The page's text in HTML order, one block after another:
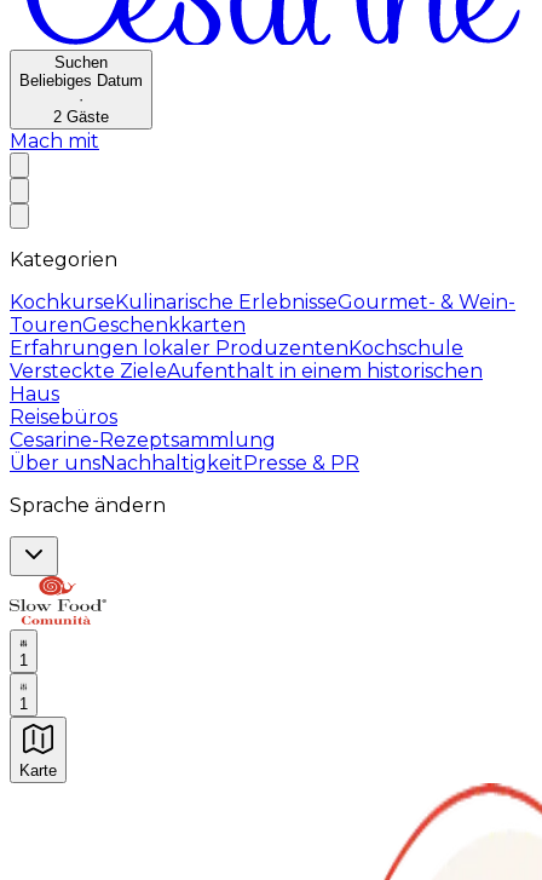
Suchen
Beliebiges Datum
·
2 Gäste
Mach mit
Kategorien
KochkurseKulinarische ErlebnisseGourmet- & Wein-
TourenGeschenkkarten
Erfahrungen lokaler ProduzentenKochschule
Versteckte ZieleAufenthalt in einem historischen
Haus
Reisebüros
Cesarine-Rezeptsammlung
Über unsNachhaltigkeitPresse & PR
Sprache ändern
1
1
Karte
Unvergessliche kulinarische Erlebnisse: